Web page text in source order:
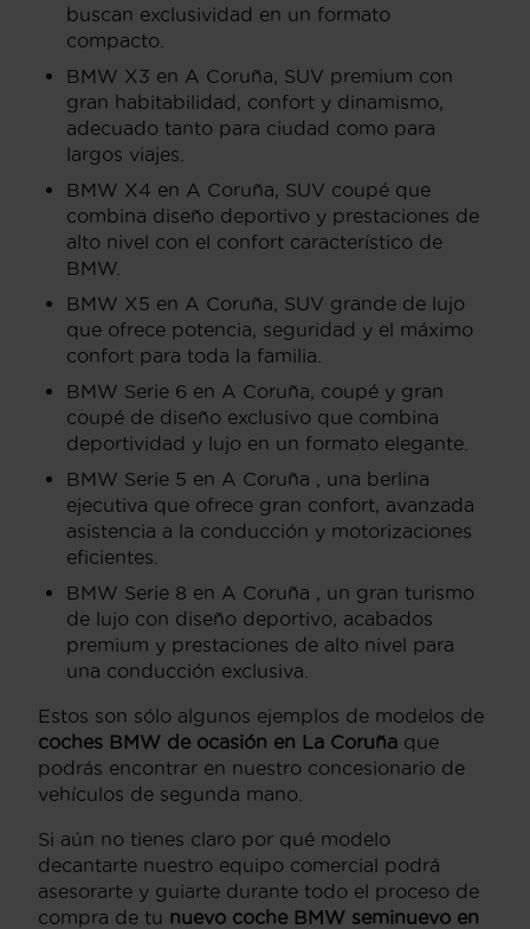
buscan exclusividad en un formato
compacto.
BMW X3 en A Coruña, SUV premium con
gran habitabilidad, confort y dinamismo,
adecuado tanto para ciudad como para
largos viajes.
BMW X4 en A Coruña, SUV coupé que
combina diseño deportivo y prestaciones de
alto nivel con el confort característico de
BMW.
BMW X5 en A Coruña, SUV grande de lujo
que ofrece potencia, seguridad y el máximo
confort para toda la familia.
BMW Serie 6 en A Coruña, coupé y gran
coupé de diseño exclusivo que combina
deportividad y lujo en un formato elegante.
BMW Serie 5 en A Coruña , una berlina
ejecutiva que ofrece gran confort, avanzada
asistencia a la conducción y motorizaciones
eficientes.
BMW Serie 8 en A Coruña , un gran turismo
de lujo con diseño deportivo, acabados
premium y prestaciones de alto nivel para
una conducción exclusiva.
Estos son sólo algunos ejemplos de modelos de
coches BMW de ocasión en La Coruña que
podrás encontrar en nuestro concesionario de
vehículos de segunda mano.
Si aún no tienes claro por qué modelo
decantarte nuestro equipo comercial podrá
asesorarte y guiarte durante todo el proceso de
compra de tu nuevo coche BMW seminuevo en